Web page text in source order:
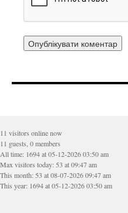
11 visitors online now
11 guests, 0 members
All time: 1694 at 05-12-2026 03:50 am
Max visitors today: 53 at 09:47 am
This month: 53 at 08-07-2026 09:47 am
This year: 1694 at 05-12-2026 03:50 am